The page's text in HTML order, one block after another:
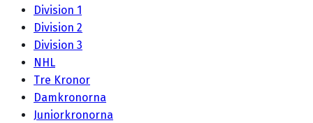
Division 1
Division 2
Division 3
NHL
Tre Kronor
Damkronorna
Juniorkronorna